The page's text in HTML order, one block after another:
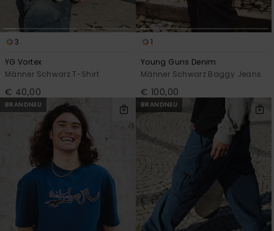
3
YG Vortex
Männer Schwarz T-Shirt
€ 40,00
1
Young Guns Denim
Männer Schwarz Baggy Jeans
€ 100,00
BRANDNEU BRANDNEU